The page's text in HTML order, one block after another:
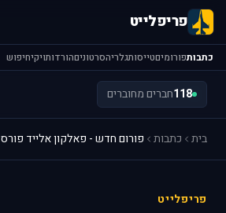
פריפלייט
כתבותפורומיםטייסותגלריהסרטוניםהורדותויקיחיפוש
118חברים מחוברים
בית כתבות פורום חדש - פאלקון אלייד פורס
פריפלייט